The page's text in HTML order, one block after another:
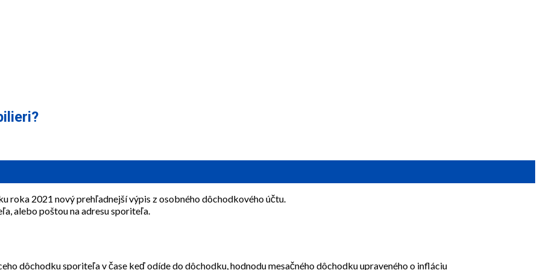
roka 2021 nový prehľadnejší výpis z osobného dôchodkového účtu.
alebo poštou na adresu sporiteľa.
dôchodku sporiteľa v čase keď odíde do dôchodku, hodnodu mesačného dôchodku upraveného o infláciu